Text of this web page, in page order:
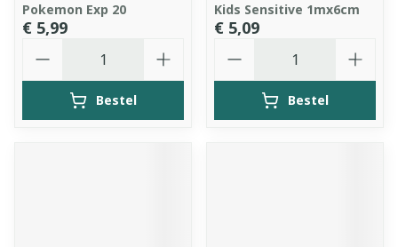
Pokemon Exp 20
€ 5,99
Bestel
Kids Sensitive 1mx6cm
€ 5,09
Bestel